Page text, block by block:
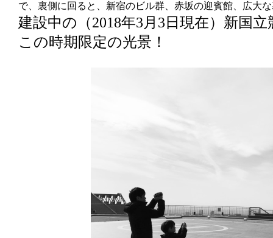
で、裏側に回ると、新宿のビル群、赤坂の迎賓館、広大
建設中の（2018年3月3日現在）新国
この時期限定の光景！